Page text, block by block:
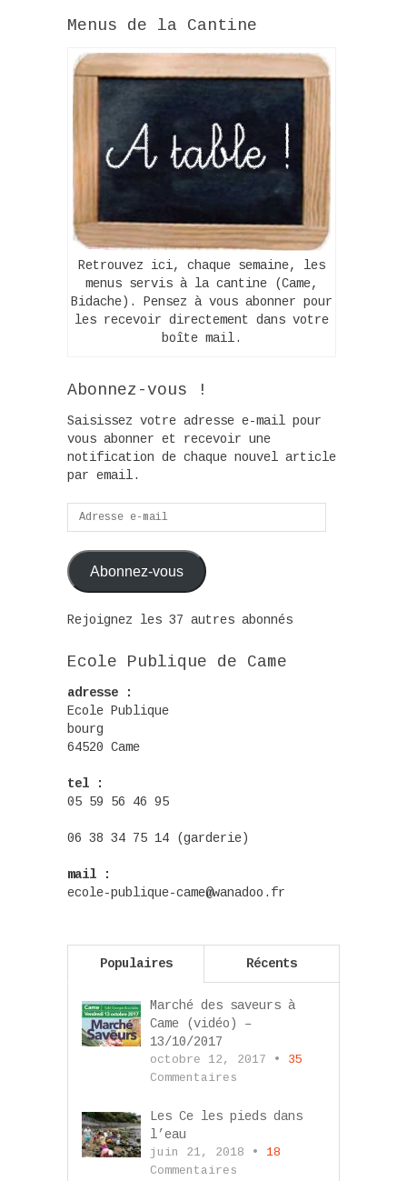
Menus de la Cantine
Retrouvez ici, chaque semaine, les
menus servis à la cantine (Came,
Bidache). Pensez à vous abonner pour
les recevoir directement dans votre
boîte mail.
Abonnez-vous !
Saisissez votre adresse e-mail pour
vous abonner et recevoir une
notification de chaque nouvel article
par email.
Adresse
e-
mail
Abonnez-vous
Rejoignez les 37 autres abonnés
Ecole Publique de Came
adresse :
Ecole Publique
bourg
64520 Came
tel :
05 59 56 46 95
06 38 34 75 14 (garderie)
mail :
ecole-publique-came@wanadoo.fr
Populaires Récents
Marché des saveurs à
Came (vidéo) –
13/10/2017
octobre 12, 2017 • 35
Commentaires
Les Ce les pieds dans
l’eau
juin 21, 2018 • 18
Commentaires